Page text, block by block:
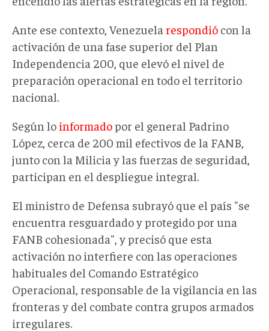
Ante ese contexto, Venezuela respondió con la
activación de una fase superior del Plan
Independencia 200, que elevó el nivel de
preparación operacional en todo el territorio
nacional.
Según lo informadopor el general Padrino
López, cerca de 200 mil efectivos de la FANB
junto con la Milicia ylas fuerzas de seguridad,
participan en el despliegue integral.
El ministro de Defensa subrayó que el país "se
encuentra resguardado y protegido por una
FANB cohesionada", y precisó que esta
activación no interfiere con las operaciones
habituales del Comando Estratégico
Operacional, responsable de la vigilancia en las
fronteras y del combate contra grupos armados
irregulares.